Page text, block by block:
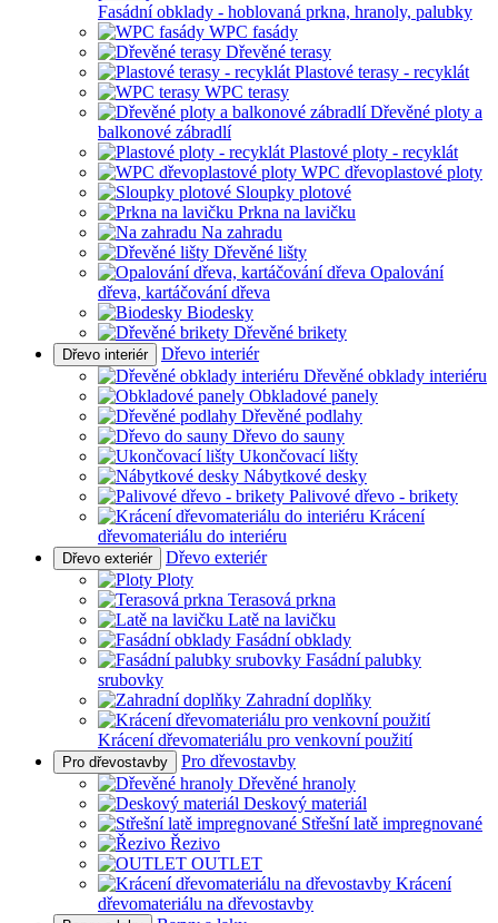
Fasádní obklady - hoblovaná prkna, hranoly, palubky
WPC fasády
Dřevěné terasy
Plastové terasy - recyklát
WPC terasy
Dřevěné ploty a
balkonové zábradlí
Plastové ploty - recyklát
WPC dřevoplastové ploty
Sloupky plotové
Prkna na lavičku
Na zahradu
Dřevěné lišty
Opalování
dřeva, kartáčování dřeva
Biodesky
Dřevěné brikety
Dřevo interiér
Dřevo interiér
Dřevěné obklady interiéru
Obkladové panely
Dřevěné podlahy
Dřevo do sauny
Ukončovací lišty
Nábytkové desky
Palivové dřevo - brikety
Krácení
dřevomateriálu do interiéru
Dřevo exteriér
Dřevo exteriér
Ploty
Terasová prkna
Latě na lavičku
Fasádní obklady
Fasádní palubky
srubovky
Zahradní doplňky
Krácení dřevomateriálu pro venkovní použití
Pro dřevostavby
Pro dřevostavby
Dřevěné hranoly
Deskový materiál
Střešní latě impregnované
Řezivo
OUTLET
Krácení
dřevomateriálu na dřevostavby